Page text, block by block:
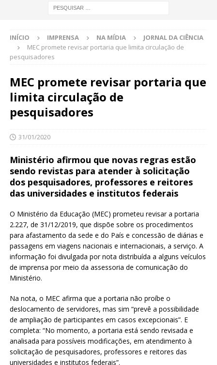
INÍCIO IMPRENSA NA MÍDIA
JORNAL DA CIÊNCIA
MEC promete revisar portaria que limita circulação de
pesquisadores
MEC promete revisar portaria que
limita circulação de
pesquisadores
31/01/2020
Ministério afirmou que novas regras estão
sendo revistas para atender à solicitação
dos pesquisadores, professores e reitores
das universidades e institutos federais
O Ministério da Educação (MEC) prometeu revisar a portaria
2.227, de 31/12/2019, que dispõe sobre os procedimentos
para afastamento da sede e do País e concessão de diárias e
passagens em viagens nacionais e internacionais, a serviço. A
informação foi divulgada por nota distribuída a alguns veículos
de imprensa por meio da assessoria de comunicação do
Ministério.
Na nota, o MEC afirma que a portaria não proíbe o
deslocamento de servidores, mas sim “prevê a possibilidade
de ampliação de participantes em casos excepcionais”. E
completa: “No momento, a portaria está sendo revisada e
analisada para possíveis modificações, em atendimento à
solicitação de pesquisadores, professores e reitores das
universidades e institutos federais”.